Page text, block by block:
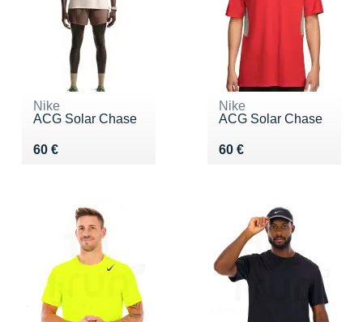
Nike
ACG Solar Chase
60 €
Vendu 60 €
Nike
ACG Solar Chase
60 €
Vendu 60 €